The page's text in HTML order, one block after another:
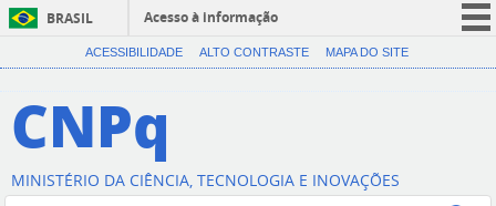
BRASIL
Acesso à informação
CORONAVÍRUS (COVID-19)
Canais
ACESSIBILIDADE ALTO CONTRASTE MAPA DO SITE
CNPq
MINISTÉRIO DA CIÊNCIA, TECNOLOGIA E INOVAÇÕES